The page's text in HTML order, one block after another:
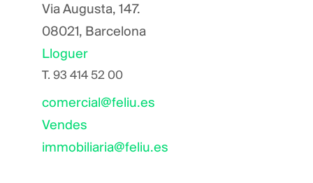
Via Augusta, 147.
08021, Barcelona
Lloguer
T. 93 414 52 00
comercial@feliu.es
Vendes
immobiliaria@feliu.es